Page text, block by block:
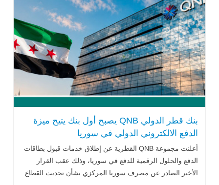
بنك قطر الدولي QNB يصبح أول بنك يتيح ميزة
الدفع الالكتروني الدولي في سوريا
أعلنت مجموعة QNB القطرية عن إطلاق خدمات قبول بطاقات
الدفع والحلول الرقمية للدفع في سوريا، وذلك عقب القرار
الأخير الصادر عن مصرف سوريا المركزي بشأن تحديث القطاع